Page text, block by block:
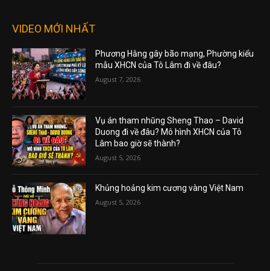
VIDEO MỚI NHẤT
Phương Hằng gây bão mạng, Phường kiểu
mẫu XHCN của Tô Lâm đi về đâu?
August 7, 2026
Vụ án tham nhũng Sheng Thao – David
Duong đi về đâu? Mô hình XHCN của Tô
Lâm bao giờ sẽ thành?
August 5, 2026
Khủng hoảng kim cương vàng Việt Nam
August 5, 2026